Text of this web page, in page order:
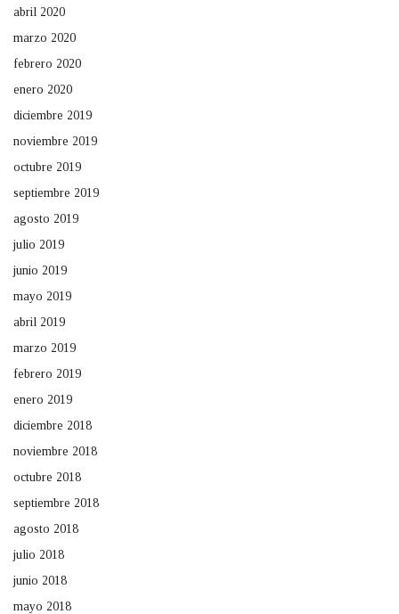
abril 2020
marzo 2020
febrero 2020
enero 2020
diciembre 2019
noviembre 2019
octubre 2019
septiembre 2019
agosto 2019
julio 2019
junio 2019
mayo 2019
abril 2019
marzo 2019
febrero 2019
enero 2019
diciembre 2018
noviembre 2018
octubre 2018
septiembre 2018
agosto 2018
julio 2018
junio 2018
mayo 2018